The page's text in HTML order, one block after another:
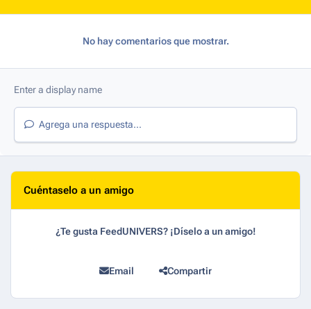
No hay comentarios que mostrar.
Agrega una respuesta...
Cuéntaselo a un amigo
¿Te gusta FeedUNIVERS? ¡Díselo a un amigo!
Email Compartir